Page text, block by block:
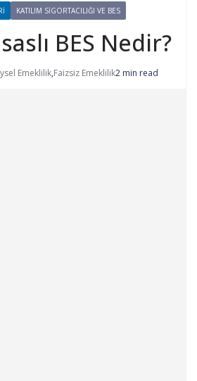
KATILIM SIGORTACILIĞI VE BES
BES Nedir?
Emeklilik,Faizsiz Emeklilik2 min read